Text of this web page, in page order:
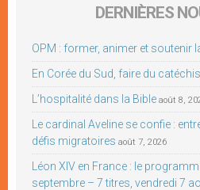
DERNIÈRES
OPM : former, animer et soutenir
En Corée du Sud, faire du
L’hospitalité dans la Bible août 8,
Le cardinal Aveline se confie :
défis migratoires août 7, 2026
Léon XIV en France : le
septembre – 7 titres, vendredi 7